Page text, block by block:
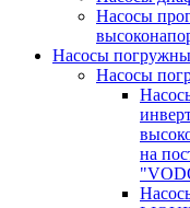
Насосы
Насосы
Насосы
на